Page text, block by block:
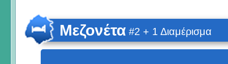
Μεζονέτα #2 + 1 Διαμέρισμα